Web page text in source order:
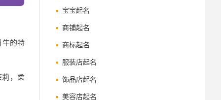
牛的特
莉，柔
宝宝起名
商铺起名
商标起名
服装店起名
饰品店起名
美容店起名